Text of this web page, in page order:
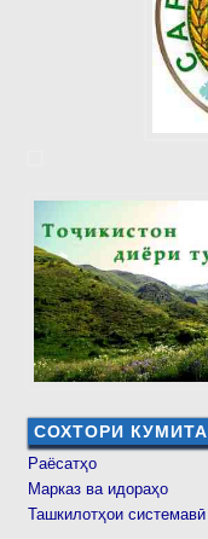
СОХТОРИ КУМИТА
Раёсатҳо
Марказ ва идораҳо
Ташкилотҳои системавӣ